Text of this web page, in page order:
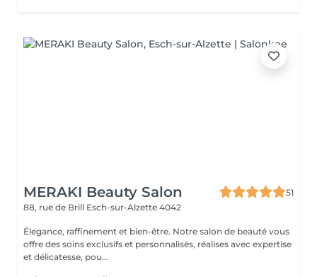
MERAKI Beauty Salon
51
88, rue de Brill Esch-sur-Alzette 4042
Élegance, raffinement et bien-être. Notre salon de beauté vous
offre des soins exclusifs et personnalisés, réalises avec expertise
et délicatesse, pou...